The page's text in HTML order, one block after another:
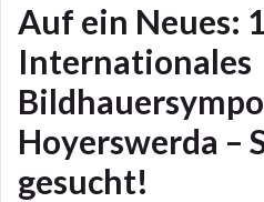
Auf ein Neues:
Internationales
Hoyerswerda –
gesucht!